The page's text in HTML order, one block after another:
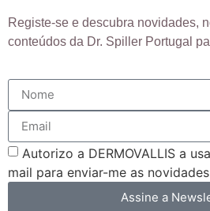
Registe-se e descubra novidades,
conteúdos da Dr. Spiller Portugal
Autorizo ​​a DERMOVALLIS a
mail para enviar-me as
Assine a